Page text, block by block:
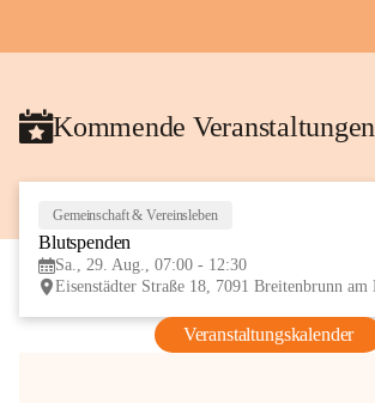
Kommende Veranstaltungen
Gemeinschaft & Vereinsleben
Blutspenden
Sa., 29. Aug., 07:00 - 12:30
Veranstaltungskalender